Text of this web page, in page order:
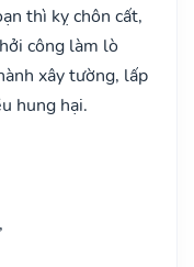
thì kỵ chôn cất,
công làm lò
xây tường, lấp
hung hại.